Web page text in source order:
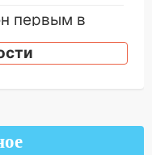
первым в
более
Ульяновска